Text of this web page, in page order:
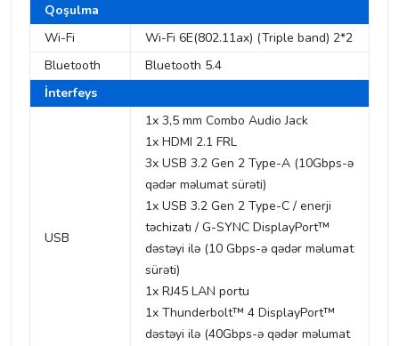
Qoşulma
Wi-Fi
Wi-Fi 6E(802.11ax) (Triple band) 2*2
Bluetooth
Bluetooth 5.4
İnterfeys
USB
1x 3,5 mm Combo Audio Jack
1x HDMI 2.1 FRL
3x USB 3.2 Gen 2 Type-A (10Gbps-ə
qədər məlumat sürəti)
1x USB 3.2 Gen 2 Type-C / enerji
təchizatı / G-SYNC DisplayPort™
dəstəyi ilə (10 Gbps-ə qədər məlumat
sürəti)
1x RJ45 LAN portu
1x Thunderbolt™ 4 DisplayPort™
dəstəyi ilə (40Gbps-ə qədər məlumat